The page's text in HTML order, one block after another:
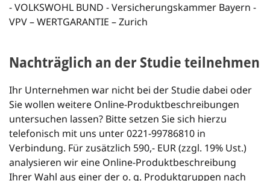
- VOLKSWOHL BUND - Versicherungskammer Bayern -
VPV – WERTGARANTIE – Zurich
Nachträglich an der Studie teilnehmen
Ihr Unternehmen war nicht bei der Studie dabei oder
Sie wollen weitere Online-Produktbeschreibungen
untersuchen lassen? Bitte setzen Sie sich hierzu
telefonisch mit uns unter 0221-99786810 in
Verbindung. Für zusätzlich 590,- EUR (zzgl. 19% Ust.)
analysieren wir eine Online-Produktbeschreibung
Ihrer Wahl aus einer der o. g. Produktgruppen nach